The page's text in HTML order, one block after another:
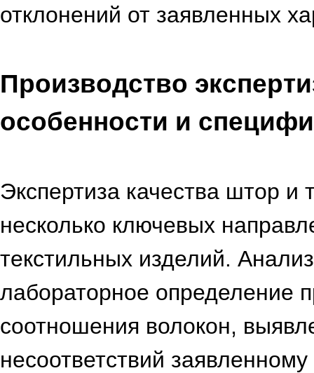
отклонений от заявленных
Производство
особенности и
Экспертиза качества штор и
несколько ключевых
текстильных изделий.
лабораторное определение
соотношения волокон,
несоответствий